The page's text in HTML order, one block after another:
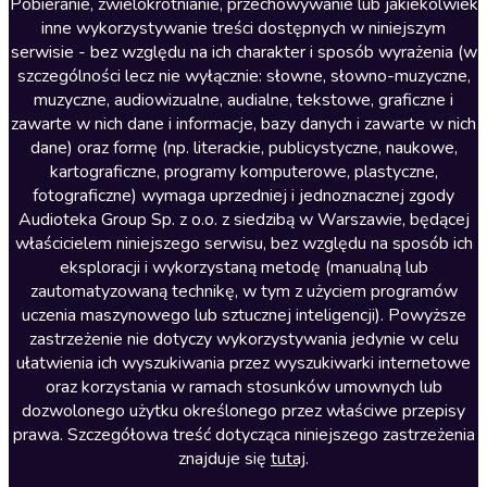
Literatura faktu
Literatura obyczajowa
Literatura piękna obca
Literatura piękna polska
Nagrania relaksacyjne
Nauka języków
Nauki humanistyczne
Podcasty i audycje
Polityka
Prasa
Religia
Romans
inne wykorzystywanie treści dostępnych w niniejszym
serwisie - bez względu na ich charakter i sposób wyrażenia (w
szczególności lecz nie wyłącznie: słowne, słowno-muzyczne,
muzyczne, audiowizualne, audialne, tekstowe, graficzne i
zawarte w nich dane i informacje, bazy danych i zawarte w nich
dane) oraz formę (np. literackie, publicystyczne, naukowe,
kartograficzne, programy komputerowe, plastyczne,
fotograficzne) wymaga uprzedniej i jednoznacznej zgody
Audioteka Group Sp. z o.o. z siedzibą w Warszawie, będącej
właścicielem niniejszego serwisu, bez względu na sposób ich
eksploracji i wykorzystaną metodę (manualną lub
zautomatyzowaną technikę, w tym z użyciem programów
uczenia maszynowego lub sztucznej inteligencji). Powyższe
zastrzeżenie nie dotyczy wykorzystywania jedynie w celu
ułatwienia ich wyszukiwania przez wyszukiwarki internetowe
oraz korzystania w ramach stosunków umownych lub
dozwolonego użytku określonego przez właściwe przepisy
prawa. Szczegółowa treść dotycząca niniejszego zastrzeżenia
znajduje się tutaj.